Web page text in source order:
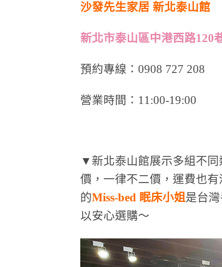
沙發先生家居 新北泰山館
新北市泰山區中港西路120
預約專線：0908 727 208
營業時間：11:00-19:00
▼新北泰山館展示多組不同
價，一律不二價，運費也
的Miss-bed 眠床小姐 是台
以安心選購～